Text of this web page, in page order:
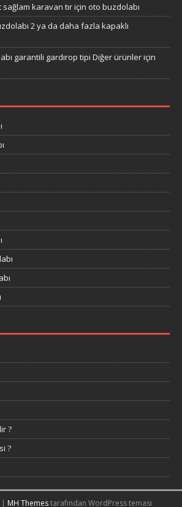
sağlam karavan tır için oto buzdolabı
2 ya da daha fazla kapaklı
garantili gardırop tipi Diğer ürünler için
?
?
| MH Themestarafından WordPress teması